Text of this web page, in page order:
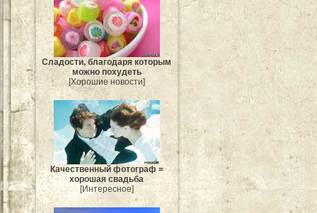
Сладости, благодаря которым
можно похудеть
[Хорошие новости]
Качественный фотограф =
хорошая свадьба
[Интересное]